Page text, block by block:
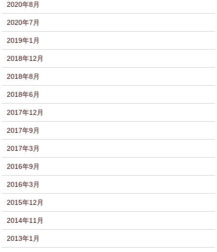
2020年8月
2020年7月
2019年1月
2018年12月
2018年8月
2018年6月
2017年12月
2017年9月
2017年3月
2016年9月
2016年3月
2015年12月
2014年11月
2013年1月